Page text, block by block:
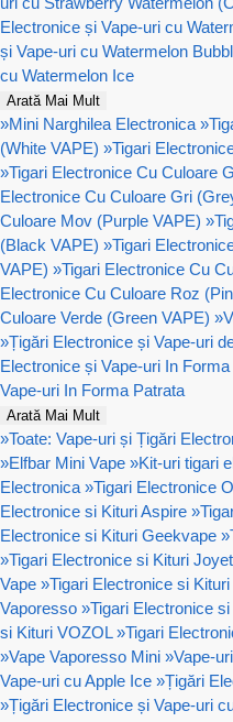
Electronice și Vape-uri cu
și Vape-uri cu Watermelon
cu Watermelon Ice
Arată Mai Mult
»Mini Narghilea Electronica »
(White VAPE) »Tigari
»Tigari Electronice Cu Culoare
Electronice Cu Culoare Gri
Culoare Mov (Purple VAPE) »
(Black VAPE) »Tigari
VAPE) »Tigari Electronice Cu
Electronice Cu Culoare Roz
Culoare Verde (Green VAPE) »
»Țigări Electronice și Vape-uri
Electronice și Vape-uri In
Vape-uri In Forma Patrata
Arată Mai Mult
»Toate: Vape-uri și Țigări
»Elfbar Mini Vape »Kit-uri tigari
Electronica »Tigari Electronice
Electronice si Kituri Aspire »
Electronice si Kituri Geekvape »
»Tigari Electronice si Kituri
Vape »Tigari Electronice si
Vaporesso »Tigari Electronice
si Kituri VOZOL »Tigari
»Vape Vaporesso Mini »Vape-
Vape-uri cu Apple Ice »Țigări
»Țigări Electronice și Vape-uri